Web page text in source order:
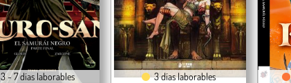
3 - 7 días laborables 3 días laborables